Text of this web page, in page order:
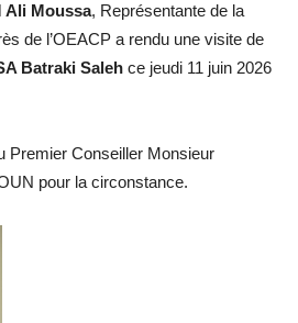
Ali Moussa, Représentante de la
de l’OEACP a rendu une visite de
Batraki Saleh ce jeudi 11 juin 2026
Premier Conseiller Monsieur
pour la circonstance.